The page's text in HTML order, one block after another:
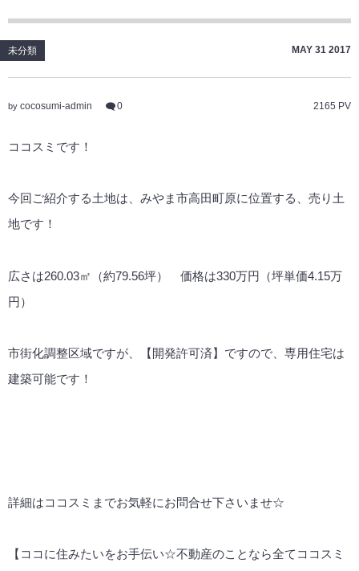
未分類 MAY 31 2017
by cocosumi-admin 0 2165 PV
ココスミです！
今回ご紹介する土地は、みやま市高田町原に位置する、売り土
地です！
広さは260.03㎡（約79.56坪） 価格は330万円（坪単価4.15万
円）
市街化調整区域ですが、【開発許可済】ですので、専用住宅は
建築可能です！
詳細はココスミまでお気軽にお問合せ下さいませ☆
【ココに住みたいをお手伝い☆不動産のことなら全てココスミ